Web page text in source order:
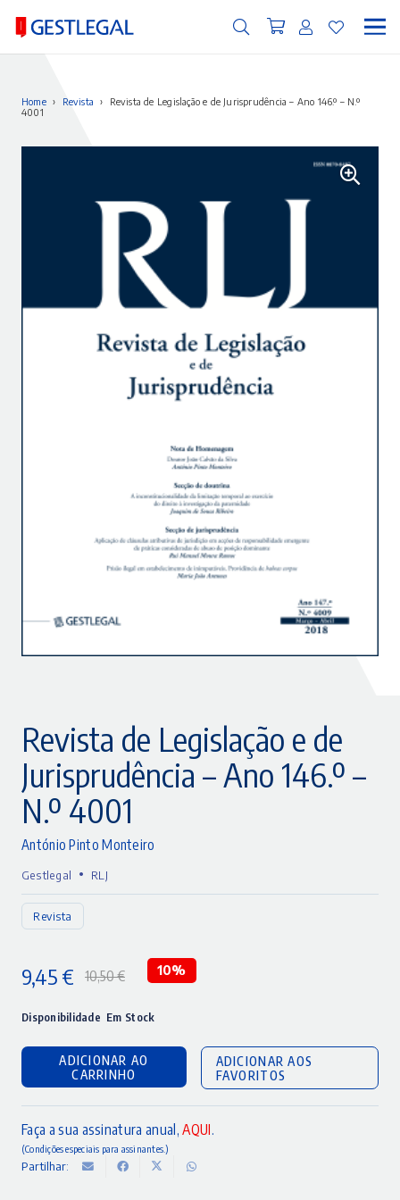
Home › Revista ›
Revista de Legislação e de Jurisprudência – Ano 146.º – N.º
4001
Revista de Legislação e de
Jurisprudência – Ano 146.º –
N.º 4001
António Pinto Monteiro
Gestlegal • RLJ
Revista
10,50€
preço
original
era:
10,50 €.
9,45 €
preço
atual
é:
9,45 €.
10%
Disponibilidade Em Stock
ADICIONAR AO
CARRINHO
ADICIONAR AOS
FAVORITOS
Faça a sua assinatura anual,AQUI.
(Condições especiais para assinantes.)
Partilhar: